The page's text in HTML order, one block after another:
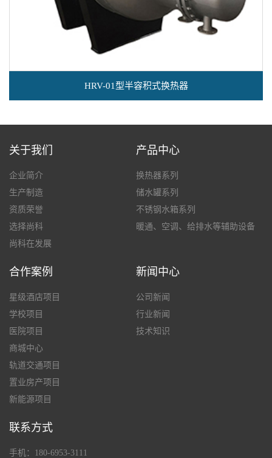
HRV-01型半容积式换热器
关于我们
企业简介
生产制造
资质荣誉
选择尚科
尚科在发展
产品中心
换热器系列
储水罐系列
不锈钢水箱系列
暖通、空调、给排水等辅助设备
合作案例
星级酒店项目
学校项目
医院项目
商城中心
轨道交通项目
置业房产项目
新能源项目
新闻中心
公司新闻
行业新闻
技术知识
联系方式
手机：180-6953-3111